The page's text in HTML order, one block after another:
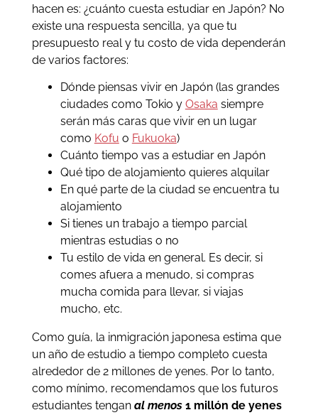
hacen es: ¿cuánto cuesta estudiar en Japón? No
existe una respuesta sencilla, ya que tu
presupuesto real y tu costo de vida dependerán
de varios factores:
Dónde piensas vivir en Japón (las grandes
ciudades como Tokio y Osaka siempre
serán más caras que vivir en un lugar
como Kofu o Fukuoka)
Cuánto tiempo vas a estudiar en Japón
Qué tipo de alojamiento quieres alquilar
En qué parte de la ciudad se encuentra tu
alojamiento
Si tienes un trabajo a tiempo parcial
mientras estudias o no
Tu estilo de vida en general. Es decir, si
comes afuera a menudo, si compras
mucha comida para llevar, si viajas
mucho, etc.
Como guía, la inmigración japonesa estima que
un año de estudio a tiempo completo cuesta
alrededor de 2 millones de yenes. Por lo tanto,
como mínimo, recomendamos que los futuros
estudiantes tengan al menos1 millón de yenes